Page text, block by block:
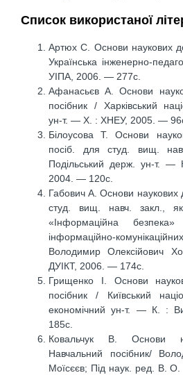
Список використаної
Артюх С. Основи наукових
Українська інженерно-
УІПА, 2006. — 277с.
Афанасьєв А. Основи
посібник / Харківський
ун-т. — Х. : ХНЕУ, 2005. —
Білоусова Т. Основи
посіб. для студ. вищ.
Подільський держ. ун-т. —
2004. — 120с.
Габович А. Основи наукових
студ. вищ. навч. закл.,
«Інформаційна
інформаційно-
Володимир Олексійович
ДУІКТ, 2006. — 174с.
Грищенко І. Основи
посібник / Київський
економічний ун-т. — К. :
185с.
Ковальчук В. Основи
Навчальний посібник/
Моїсєєв; Під наук. ред. В.